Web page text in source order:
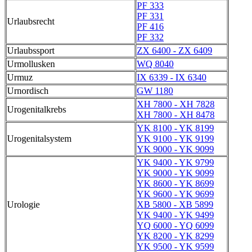
Urlaubsrecht
PF 333
PF 331
PF 416
PF 332
Urlaubssport
ZX 6400 - ZX 6409
Urmollusken
WQ 8040
Urmuz
IX 6339 - IX 6340
Urnordisch
GW 1180
Urogenitalkrebs
XH 7800 - XH 7828
XH 7800 - XH 8478
Urogenitalsystem
YK 8100 - YK 8199
YK 9100 - YK 9199
YK 9000 - YK 9099
Urologie
YK 9400 - YK 9799
YK 9000 - YK 9099
YK 8600 - YK 8699
YK 9600 - YK 9699
XB 5800 - XB 5899
YK 9400 - YK 9499
YQ 6000 - YQ 6099
YK 8200 - YK 8299
YK 9500 - YK 9599